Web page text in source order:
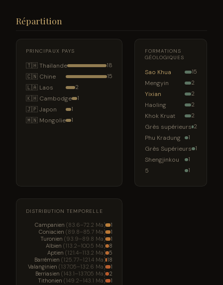
Répartition
PRINCIPAUX PAYS
🇹🇭 Thaïlande 18
🇨🇳 Chine 15
🇱🇦 Laos 2
🇰🇭 Cambodge 1
🇯🇵 Japon 1
🇲🇳 Mongolie 1
FORMATIONS
GÉOLOGIQUES
Sao Khua 15
Mengyin 2
Yixian 2
Haoling 2
Khok Kruat 2
Grès supérieurs 2
Phu Kradung 1
Grès Supérieurs 1
Shengjinkou 1
5 1
DISTRIBUTION TEMPORELLE
Campanien (83.6–72.2 Ma)
1
Coniacien (89.8–85.7 Ma)
1
Turonien (93.9–89.8 Ma)
1
Albien (113.2–100.5 Ma) 8
Aptien (121.4–113.2 Ma) 5
Barrémien (125.77–121.4 Ma) 18
Valanginien (137.05–132.6 Ma)
1
Berriasien (143.1–137.05 Ma) 2
Tithonien (149.2–143.1 Ma) 1